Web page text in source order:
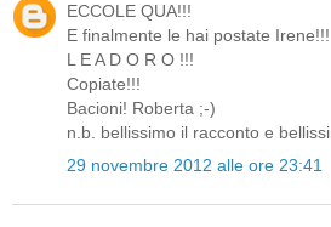
ECCOLE QUA!!!
E finalmente le hai postate Irene!!!
L E A D O R O !!!
Copiate!!!
Bacioni! Roberta ;-)
n.b. bellissimo il racconto e
29 novembre 2012 alle ore 23:41